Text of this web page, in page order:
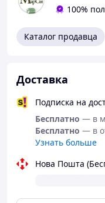
100%
Каталог продавца
Доставка
Подписка на
Бесплатно — в
Бесплатно — в
Узнать больше
Нова Пошта